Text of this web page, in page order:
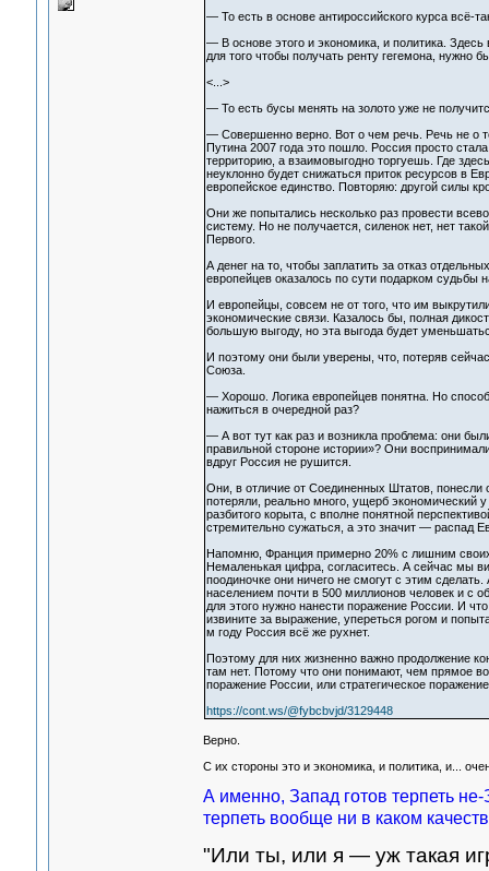
— То есть в основе антироссийского курса всё-
— В основе этого и экономика, и политика.
для того чтобы получать ренту гегемона, нужно
<...>
— То есть бусы менять на золото уже не
— Совершенно верно. Вот о чем речь. Речь не о
Путина 2007 года это пошло. Россия просто
территорию, а взаимовыгодно торгуешь. Где
неуклонно будет снижаться приток ресурсов в
европейское единство. Повторяю: другой силы
Они же попытались несколько раз провести
систему. Но не получается, силенок нет, нет
Первого.
А денег на то, чтобы заплатить за отказ
европейцев оказалось по сути подарком судьбы
И европейцы, совсем не от того, что им
экономические связи. Казалось бы, полная
большую выгоду, но эта выгода будет
И поэтому они были уверены, что, потеряв
Союза.
— Хорошо. Логика европейцев понятна. Но
нажиться в очередной раз?
— А вот тут как раз и возникла проблема: они
правильной стороне истории»? Они
вдруг Россия не рушится.
Они, в отличие от Соединенных Штатов, понесли
потеряли, реально много, ущерб экономический
разбитого корыта, с вполне понятной
стремительно сужаться, а это значит — распад
Напомню, Франция примерно 20% с лишним
Немаленькая цифра, согласитесь. А сейчас мы
поодиночке они ничего не смогут с этим
населением почти в 500 миллионов человек и с
для этого нужно нанести поражение России. И
извините за выражение, упереться рогом и
м году Россия всё же рухнет.
Поэтому для них жизненно важно продолжение
там нет. Потому что они понимают, чем прямое
поражение России, или стратегическое
https://cont.ws/@fybcbvjd/3129448
Верно.
С их стороны это и экономика, и политика, и...
А именно, Запад готов терпеть
терпеть вообще ни в каком
"Или ты, или я — уж такая